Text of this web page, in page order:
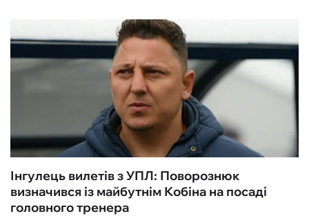
Інгулець вилетів з УПЛ: Поворознюк
визначився із майбутнім Кобіна на посаді
головного тренера